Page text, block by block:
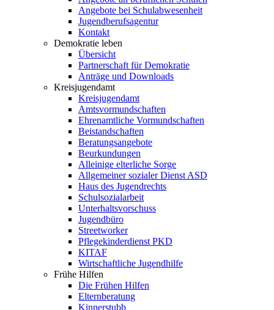
Angebote bei Schulabwesenheit
Jugendberufsagentur
Kontakt
Demokratie leben
Übersicht
Partnerschaft für Demokratie
Anträge und Downloads
Kreisjugendamt
Kreisjugendamt
Amtsvormundschaften
Ehrenamtliche Vormundschaften
Beistandschaften
Beratungsangebote
Beurkundungen
Alleinige elterliche Sorge
Allgemeiner sozialer Dienst ASD
Haus des Jugendrechts
Schulsozialarbeit
Unterhaltsvorschuss
Jugendbüro
Streetworker
Pflegekinderdienst PKD
KITAF
Wirtschaftliche Jugendhilfe
Frühe Hilfen
Die Frühen Hilfen
Elternberatung
Kinnerstubb